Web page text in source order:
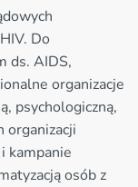
Do
ds. AIDS,
organizacje
psychologiczną,
organizacji
kampanie
osób z